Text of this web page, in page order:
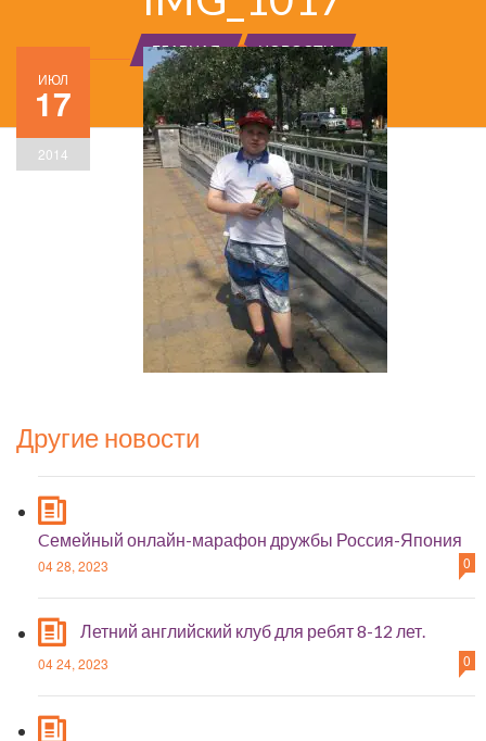
ГЛАВНАЯ НОВОСТИ
ИЮЛ
17
2014
Другие новости
Cемейный онлайн-марафон дружбы Россия-Япония
04 28, 2023 0
Летний английский клуб для ребят 8-12 лет.
04 24, 2023 0